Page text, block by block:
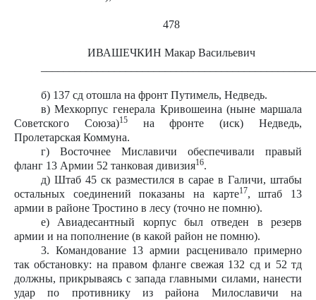
478
ИВАШЕЧКИН Макар Васильевич
б) 137 сд отошла на фронт Путимель, Недведь.
в) Мехкорпус генерала Кривошеина (ныне маршала
Советского Союза)15на фронте (иск) Недведь,
Пролетарская Коммуна.
г) Восточнее Миславичи обеспечивали правый
фланг 13 Армии 52 танковая дивизия16.
д) Штаб 45 ск разместился в сарае в Галичи, штабы
остальных соединений показаны на карте17, штаб 13
армии в районе Тростино в лесу (точно не помню).
е) Авиадесантный корпус был отведен в резерв
армии и на пополнение (в какой район не помню).
3. Командование 13 армии расценивало примерно
так обстановку: на правом фланге свежая 132 сд и 52 тд
должны, прикрываясь с запада главными силами, нанести
удар по противнику из района Милославичи на